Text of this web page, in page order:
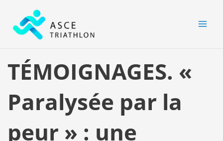
contenu
TÉMOIGNAGES. «
Paralysée par la
peur » : une